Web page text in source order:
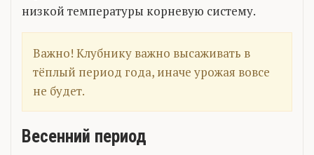
низкой температуры корневую систему.
Важно! Клубнику важно высаживать в
тёплый период года, иначе урожая вовсе
не будет.
Весенний период